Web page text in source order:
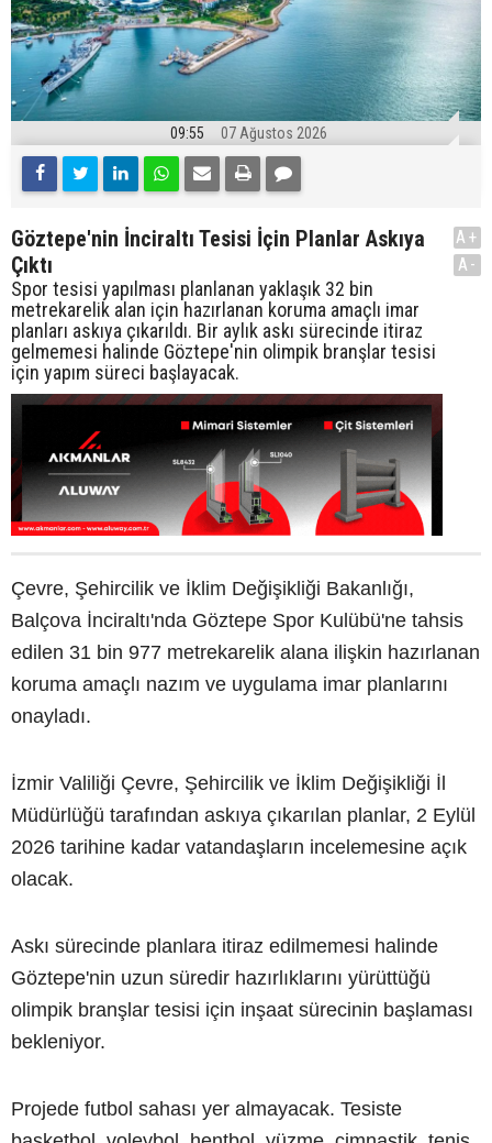
09:55 07 Ağustos 2026
Göztepe'nin İnciraltı Tesisi İçin Planlar Askıya
Çıktı
Spor tesisi yapılması planlanan yaklaşık 32 bin
metrekarelik alan için hazırlanan koruma amaçlı imar
planları askıya çıkarıldı. Bir aylık askı sürecinde itiraz
gelmemesi halinde Göztepe'nin olimpik branşlar tesisi
için yapım süreci başlayacak.
A+
A-
Çevre, Şehircilik ve İklim Değişikliği Bakanlığı,
Balçova İnciraltı'nda Göztepe Spor Kulübü'ne tahsis
edilen 31 bin 977 metrekarelik alana ilişkin hazırlanan
koruma amaçlı nazım ve uygulama imar planlarını
onayladı.
İzmir Valiliği Çevre, Şehircilik ve İklim Değişikliği İl
Müdürlüğü tarafından askıya çıkarılan planlar, 2 Eylül
2026 tarihine kadar vatandaşların incelemesine açık
olacak.
Askı sürecinde planlara itiraz edilmemesi halinde
Göztepe'nin uzun süredir hazırlıklarını yürüttüğü
olimpik branşlar tesisi için inşaat sürecinin başlaması
bekleniyor.
Projede futbol sahası yer almayacak. Tesiste